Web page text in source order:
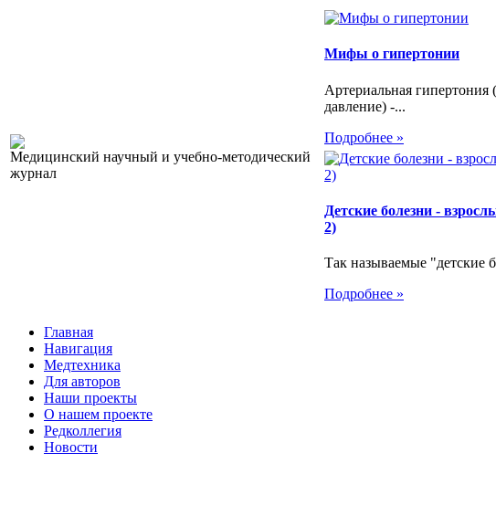
Медицинский научный и учебно-методический
журнал
Мифы о гипертонии
Артериальная
давление) -...
Подробнее »
Детские болезни -
2)
Так называемые "детские
Подробнее »
Главная
Навигация
Медтехника
Для авторов
Наши проекты
О нашем проекте
Редколлегия
Новости